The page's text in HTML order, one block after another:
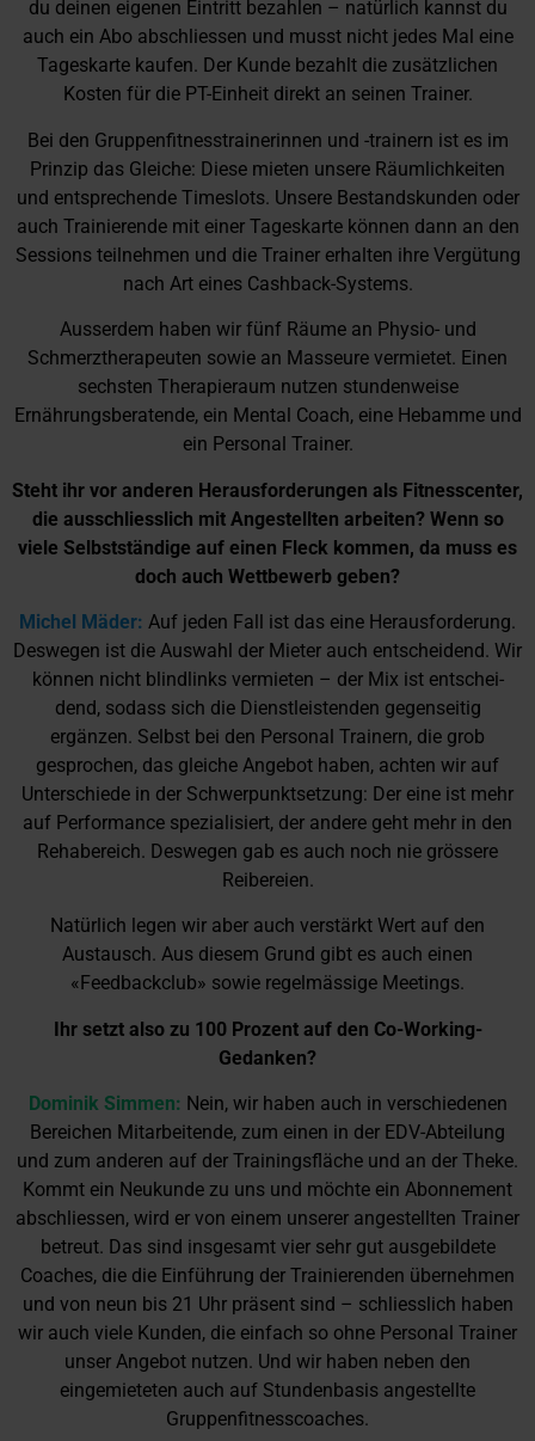
du deinen eigenen Eintritt bezahlen – natürlich kannst du
auch ein Abo abschliessen und musst nicht jedes Mal eine
Tageskarte kaufen. Der Kunde bezahlt die zusätzlichen
Kosten für die PT-Einheit direkt an seinen Trainer.
Bei den Gruppenfitnesstrainerinnen und -trainern ist es im
Prinzip das Gleiche: Diese mieten unsere Räumlichkeiten
und entsprechende Timeslots. Unsere Bestandskunden oder
auch Trainierende mit einer Tageskarte können dann an den
Sessions teilnehmen und die Trainer erhalten ihre Vergütung
nach Art eines Cashback-Systems.
Ausserdem haben wir fünf Räume an Physio- und
Schmerztherapeuten sowie an Masseure vermietet. Einen
sechsten Therapieraum nutzen stundenweise
Ernährungsberatende, ein Mental Coach, eine Hebamme und
ein Personal Trainer.
Steht ihr vor anderen Herausforderungen als Fitnesscenter,
die ausschliesslich mit Angestellten arbeiten? Wenn so
viele Selbstständige auf einen Fleck kommen, da muss es
doch auch Wettbewerb geben?
Michel Mäder: Auf jeden Fall ist das eine Herausforderung.
Deswegen ist die Auswahl der Mieter auch entscheidend. Wir
können nicht blindlinks vermieten – der Mix ist entschei-
dend, sodass sich die Dienstleistenden gegenseitig
ergänzen. Selbst bei den Personal Trainern, die grob
gesprochen, das gleiche Angebot haben, achten wir auf
Unterschiede in der Schwerpunktsetzung: Der eine ist mehr
auf Performance spezialisiert, der andere geht mehr in den
Rehabereich. Deswegen gab es auch noch nie grössere
Reibereien.
Natürlich legen wir aber auch verstärkt Wert auf den
Austausch. Aus diesem Grund gibt es auch einen
«Feedbackclub» sowie regelmässige Meetings.
Ihr setzt also zu 100 Prozent auf den Co-Working-
Gedanken?
Dominik Simmen: Nein, wir haben auch in verschiedenen
Bereichen Mitarbeitende, zum einen in der EDV-Abteilung
und zum anderen auf der Trainingsfläche und an der Theke.
Kommt ein Neukunde zu uns und möchte ein Abonnement
abschliessen, wird er von einem unserer angestellten Trainer
betreut. Das sind insgesamt vier sehr gut ausgebildete
Coaches, die die Einführung der Trainierenden übernehmen
und von neun bis 21 Uhr präsent sind – schliesslich haben
wir auch viele Kunden, die einfach so ohne Personal Trainer
unser Angebot nutzen. Und wir haben neben den
eingemieteten auch auf Stundenbasis angestellte
Gruppenfitnesscoaches.